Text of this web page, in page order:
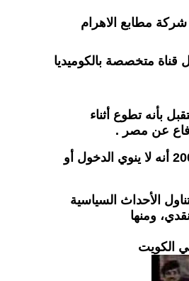
بأنه تطوع أثناء
الأحداث السياسية
ومنها
الكويت